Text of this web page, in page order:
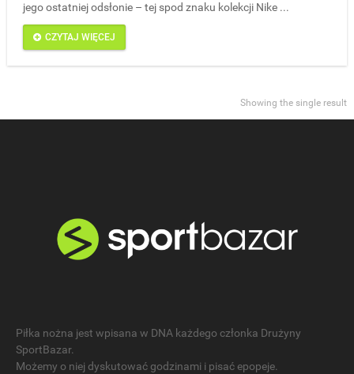
jego ostatniej odsłonie – tej spod znaku kolekcji Nike ...
CZYTAJ WIĘCEJ
Showing the single result
Piłka nożna jest wpisana w DNA każdego członka Drużyny
SportBazar.
Możemy o niej dyskutować godzinami i pisać epopeje.